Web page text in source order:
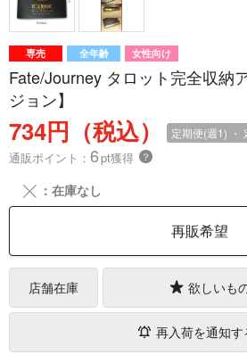
専売 全年齢 女性向け
Fate/Journey タロット完全収納
ジョン】
734円（税込） 定期便(週1) ・
通販ポイント： 6pt獲得 ？
╳ ：在庫なし
再販希望
店舗在庫 欲しいも
再入荷を通知す